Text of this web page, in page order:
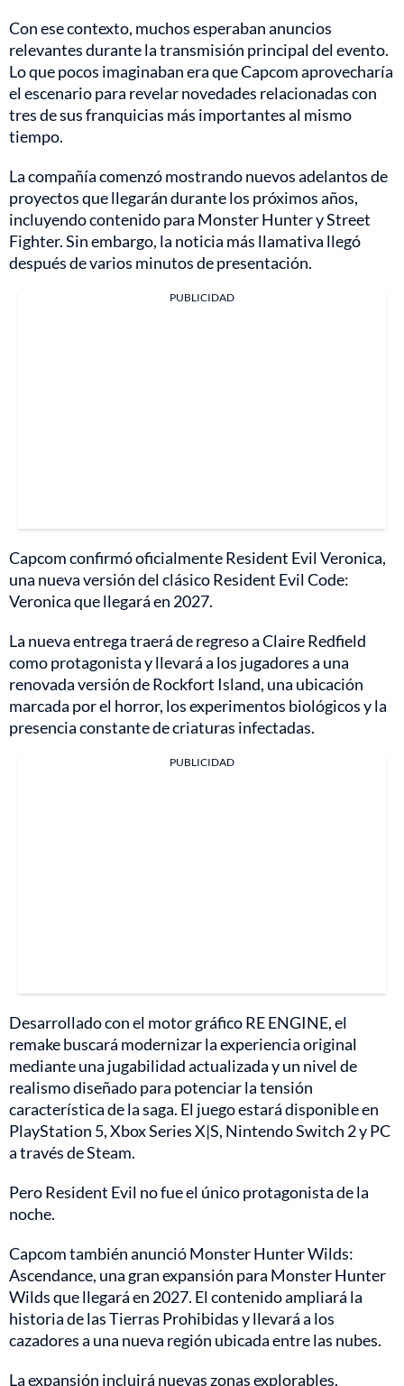
Con ese contexto, muchos esperaban anuncios
relevantes durante la transmisión principal del evento.
Lo que pocos imaginaban era que Capcom aprovecharía
el escenario para revelar novedades relacionadas con
tres de sus franquicias más importantes al mismo
tiempo.
La compañía comenzó mostrando nuevos adelantos de
proyectos que llegarán durante los próximos años,
incluyendo contenido para Monster Hunter y Street
Fighter. Sin embargo, la noticia más llamativa llegó
después de varios minutos de presentación.
PUBLICIDAD
Capcom confirmó oficialmente Resident Evil Veronica,
una nueva versión del clásico Resident Evil Code:
Veronica que llegará en 2027.
La nueva entrega traerá de regreso a Claire Redfield
como protagonista y llevará a los jugadores a una
renovada versión de Rockfort Island, una ubicación
marcada por el horror, los experimentos biológicos y la
presencia constante de criaturas infectadas.
PUBLICIDAD
Desarrollado con el motor gráfico RE ENGINE, el
remake buscará modernizar la experiencia original
mediante una jugabilidad actualizada y un nivel de
realismo diseñado para potenciar la tensión
característica de la saga. El juego estará disponible en
PlayStation 5, Xbox Series X|S, Nintendo Switch 2 y PC
a través de Steam.
Pero Resident Evil no fue el único protagonista de la
noche.
Capcom también anunció Monster Hunter Wilds:
Ascendance, una gran expansión para Monster Hunter
Wilds que llegará en 2027. El contenido ampliará la
historia de las Tierras Prohibidas y llevará a los
cazadores a una nueva región ubicada entre las nubes.
La expansión incluirá nuevas zonas explorables,